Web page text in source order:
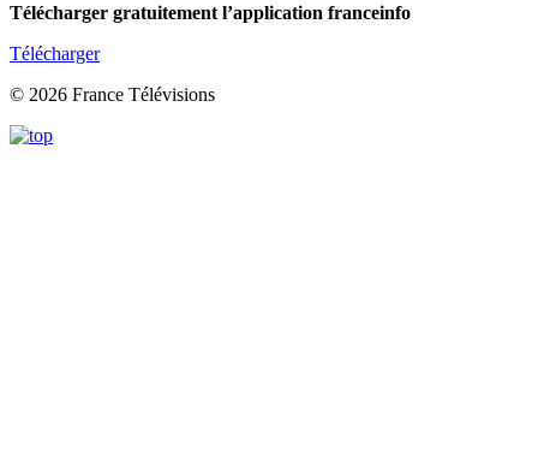
Télécharger gratuitement l’application franceinfo
Télécharger
© 2026 France Télévisions